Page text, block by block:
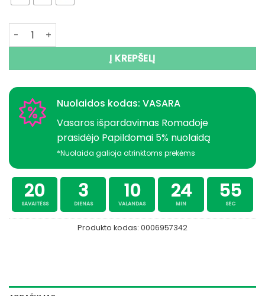
produkto kiekis: Vobleris SG Sandeel Surf Walker 180mm
Į KREPŠELĮ
Nuolaidos kodas: VASARA
Vasaros išpardavimas Romadoje
prasidėjo Papildomai 5% nuolaidą
*Nuolaida galioja atrinktoms prekėms
20
SAVAITĖSS
3
DIENAS
10
VALANDAS
24
MIN
55
SEC
Produkto kodas: 0006957342